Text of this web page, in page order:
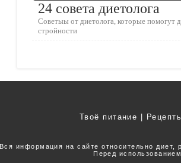
24 совета диетолога
Советыы от диетолога, которые помогут
стройности
Твоё питание
Вся информация на сайте относительно
Перед